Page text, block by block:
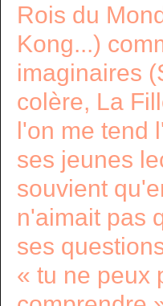
Rois du
Kong...)
imaginaires
colère, La
l'on me tend
ses jeunes
souvient
n'aimait pas
ses
« tu ne peux